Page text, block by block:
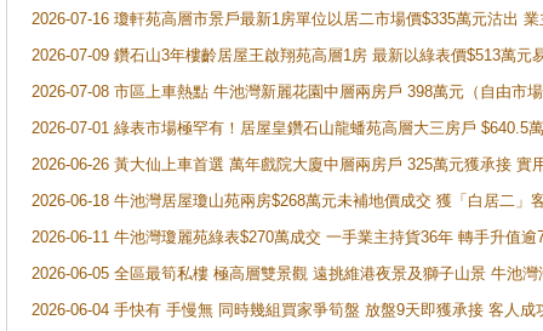
2026-07-16 瓊軒苑高層市景戶最新1房單位以居二市場價$335萬元沽出
2026-07-09 鑽石山3年樓齡居屋王啟翔苑高層1房 最新以綠表價$513萬元
2026-07-08 市區上車熱點 牛池灣新麗花園中層兩房戶 398萬元（自由市
2026-07-01 綠表市場極罕有！居屋皇鑽石山龍蟠苑高層大三房戶
2026-06-26 黃大仙上車首選 萬年戲院大廈中層兩房戶 325萬元獲承接 實
2026-06-18 牛池灣居屋瓊山苑兩房$268萬元未補地價成交 獲「白居二」
2026-06-11 牛池灣瓊麗苑綠表$270萬成交 一手業主持貨36年 轉手升值逾
2026-06-05 全區最筍私樓 極高層雙景觀 遠挑維港夜景及獅子山景 牛池
2026-06-04 手快有 手慢無 同時幾組買家爭筍盤 放盤9天即獲承接 客人